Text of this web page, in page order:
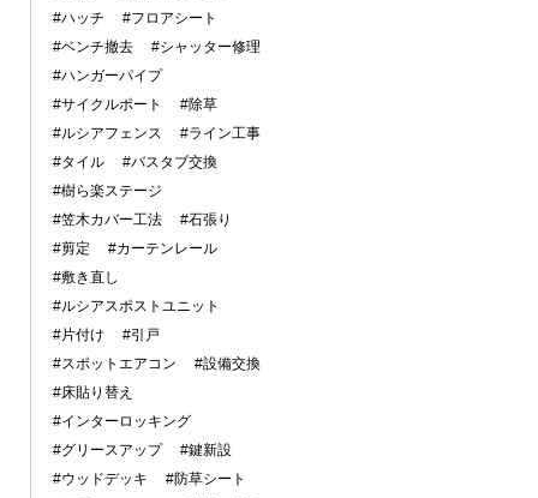
#ハッチ
#フロアシート
#ベンチ撤去
#シャッター修理
#ハンガーパイプ
#サイクルポート
#除草
#ルシアフェンス
#ライン工事
#タイル
#バスタブ交換
#樹ら楽ステージ
#笠木カバー工法
#石張り
#剪定
#カーテンレール
#敷き直し
#ルシアスポストユニット
#片付け
#引戸
#スポットエアコン
#設備交換
#床貼り替え
#インターロッキング
#グリースアップ
#鍵新設
#ウッドデッキ
#防草シート